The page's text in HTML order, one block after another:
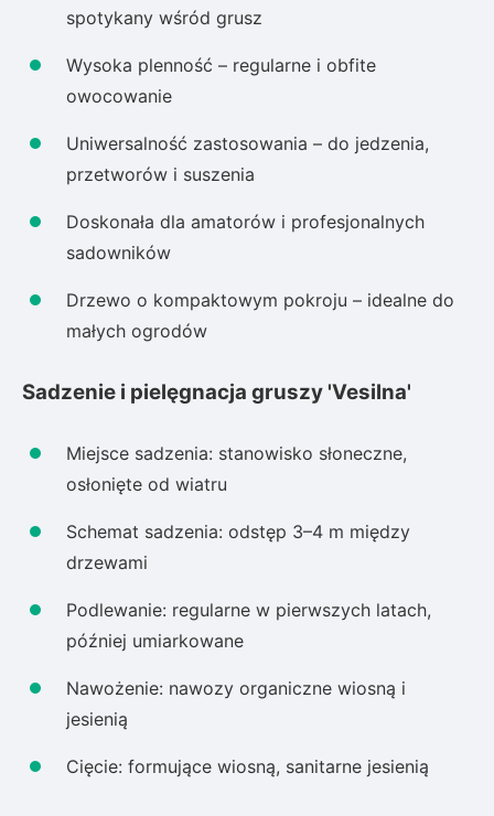
spotykany wśród grusz
Wysoka plenność – regularne i obfite
owocowanie
Uniwersalność zastosowania – do jedzenia,
przetworów i suszenia
Doskonała dla amatorów i profesjonalnych
sadowników
Drzewo o kompaktowym pokroju – idealne do
małych ogrodów
Sadzenie i pielęgnacja gruszy 'Vesilna'
Miejsce sadzenia: stanowisko słoneczne,
osłonięte od wiatru
Schemat sadzenia: odstęp 3–4 m między
drzewami
Podlewanie: regularne w pierwszych latach,
później umiarkowane
Nawożenie: nawozy organiczne wiosną i
jesienią
Cięcie: formujące wiosną, sanitarne jesienią